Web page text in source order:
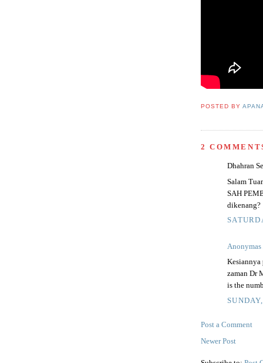
POSTED BY
2
Dhahran
Salam
SAH
dikenang?
Anonymas
Kesiannya
zaman Dr
is the
Post a Comment
Newer Post